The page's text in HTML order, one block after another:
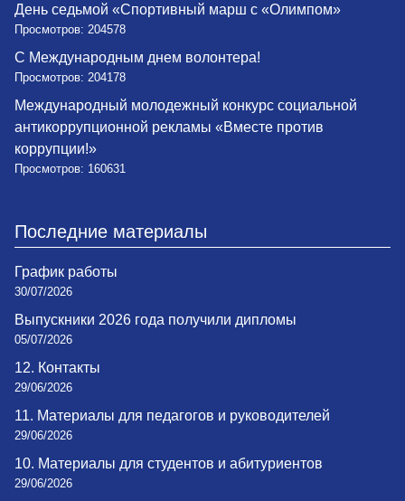
День седьмой «Спортивный марш с «Олимпом»
Просмотров: 204578
С Международным днем волонтера!
Просмотров: 204178
Международный молодежный конкурс социальной
антикоррупционной рекламы «Вместе против
коррупции!»
Просмотров: 160631
Последние материалы
График работы
30/07/2026
Выпускники 2026 года получили дипломы
05/07/2026
12. Контакты
29/06/2026
11. Материалы для педагогов и руководителей
29/06/2026
10. Материалы для студентов и абитуриентов
29/06/2026